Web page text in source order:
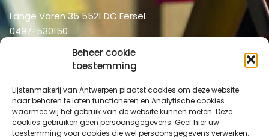
Beheer cookie
toestemming
Lijstenmakerij van Antwerpen plaatst cookies om deze website
naar behoren te laten functioneren en Analytische cookies
waarmee wij het gebruik van de website kunnen meten. Deze
cookies gebruiken geen persoonsgegevens. Geef hier uw
toestemming voor cookies die wel persoonsgegevens verwerken.
Lange Voren 35 5521 DC Eersel
0497-530150
info@lijstenmakerij vanantwerpen.nl
Home
Over ons
Diensten
Shop
Shop